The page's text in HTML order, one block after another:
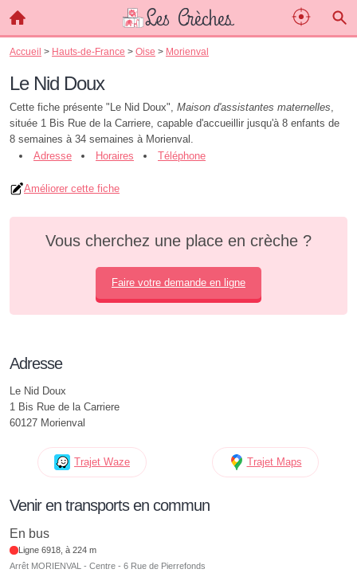
Accueil > Hauts-de-France > Oise > Morienval
Le Nid Doux
Cette fiche présente "Le Nid Doux", Maison d'assistantes maternelles,
située 1 Bis Rue de la Carriere, capable d'accueillir jusqu'à 8 enfants de
8 semaines à 34 semaines à Morienval.
Adresse
Horaires Téléphone
Améliorer cette fiche
Vous cherchez une place en crèche ?
Faire votre demande en ligne
Adresse
Le Nid Doux
1 Bis Rue de la Carriere
60127 Morienval
Trajet Waze Trajet Maps
Venir en transports en commun
En bus
Ligne 6918, à 224 m
Arrêt MORIENVAL - Centre - 6 Rue de Pierrefonds